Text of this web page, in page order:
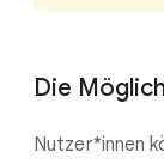
Die
Nutzer*innen